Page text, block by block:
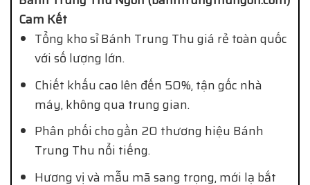
Cam Kết
Tổng kho sỉ Bánh Trung Thu giá rẻ toàn quốc
với số lượng lớn.
Chiết khấu cao lên đến 50%, tận gốc nhà
máy, không qua trung gian.
Phân phối cho gần 20 thương hiệu Bánh
Trung Thu nổi tiếng.
Hương vị và mẫu mã sang trọng, mới lạ bắt